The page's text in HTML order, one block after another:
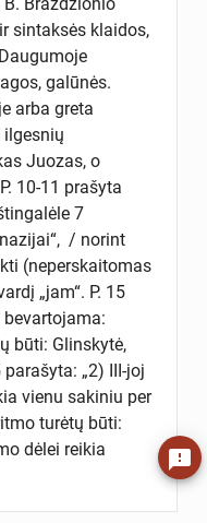
sintaksės klaidos,
galūnės.
arba greta
ilgesnių
Juozas, o
10-11 prašyta
7
/ norint
(neperskaitomas
„jam“. P. 15
bevartojama:
būti: Glinskytė,
parašyta: „2) III-joj
vienu sakiniu per
turėtų būti:
dėlei reikia
feedback